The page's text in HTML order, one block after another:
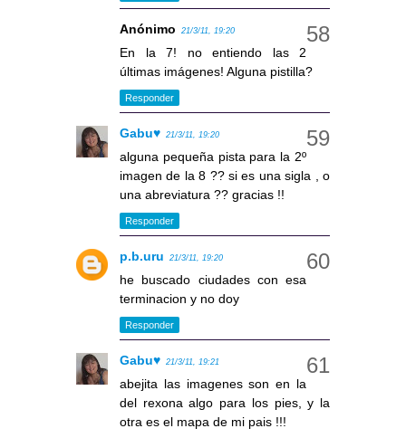
Anónimo 21/3/11, 19:20
En la 7! no entiendo las 2
últimas imágenes! Alguna pistilla?
Responder
Gabu♥ 21/3/11, 19:20
alguna pequeña pista para la 2º
imagen de la 8 ?? si es una sigla , o
una abreviatura ?? gracias !!
Responder
p.b.uru 21/3/11, 19:20
he buscado ciudades con esa
terminacion y no doy
Responder
Gabu♥ 21/3/11, 19:21
abejita las imagenes son en la
del rexona algo para los pies, y la
otra es el mapa de mi pais !!!